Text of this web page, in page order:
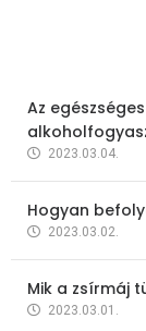
Az
2023.03.04.
Hogyan
2023.03.02.
Mik a zsírmáj
2023.03.01.